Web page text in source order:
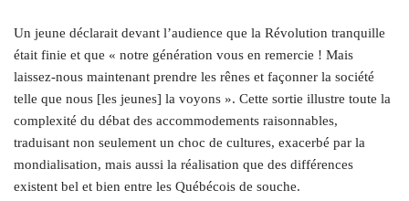
Un jeune déclarait devant l’audience que la Révolution tranquille
était finie et que « notre génération vous en remercie ! Mais
laissez-nous maintenant prendre les rênes et façonner la société
telle que nous [les jeunes] la voyons ». Cette sortie illustre toute la
complexité du débat des accommodements raisonnables,
traduisant non seulement un choc de cultures, exacerbé par la
mondialisation, mais aussi la réalisation que des différences
existent bel et bien entre les Québécois de souche.